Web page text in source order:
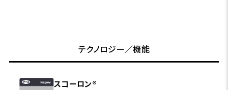
テクノロジー／機能
スコーロン®